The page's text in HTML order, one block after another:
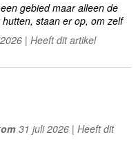
gebied maar alleen de
staan er op, om zelf
| Heeft dit artikel
31 juli 2026 | Heeft dit